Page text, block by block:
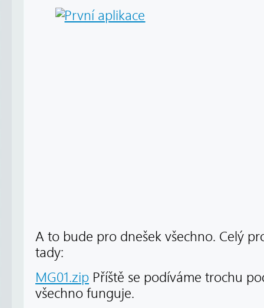
A to bude pro dnešek všechno. Celý
tady:
MG01.zip Příště se podíváme trochu
všechno funguje.